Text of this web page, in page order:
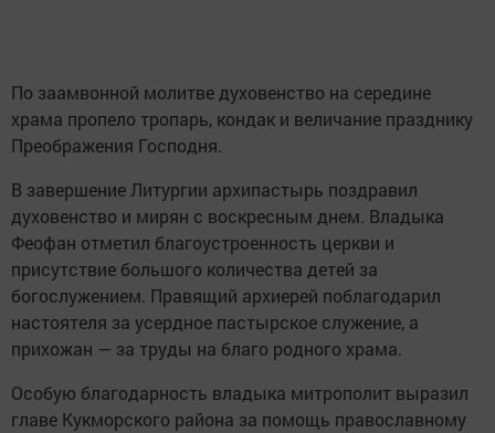
По заамвонной молитве духовенство на середине
храма пропело тропарь, кондак и величание празднику
Преображения Господня.
В завершение Литургии архипастырь поздравил
духовенство и мирян с воскресным днем. Владыка
Феофан отметил благоустроенность церкви и
присутствие большого количества детей за
богослужением. Правящий архиерей поблагодарил
настоятеля за усердное пастырское служение, а
прихожан — за труды на благо родного храма.
Особую благодарность владыка митрополит выразил
главе Кукморского района за помощь православному